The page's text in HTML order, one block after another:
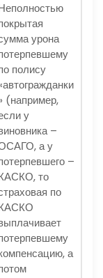
урона
полису
(например,
у
–
а у
–
то
по
а